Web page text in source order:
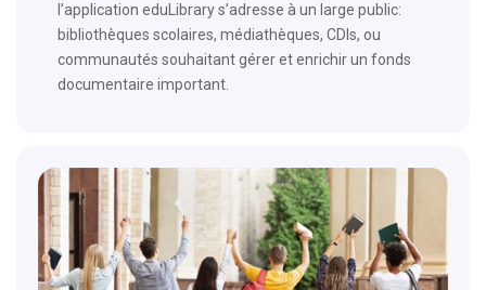
l’application eduLibrary s’adresse à un large public:
bibliothèques scolaires, médiathèques, CDIs, ou
communautés souhaitant gérer et enrichir un fonds
documentaire important.